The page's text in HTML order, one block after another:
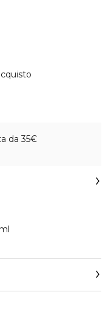
da 35€